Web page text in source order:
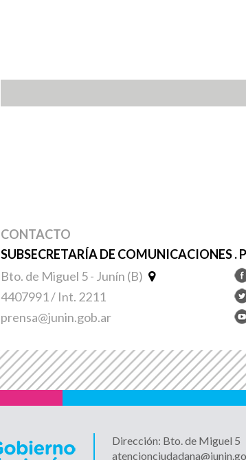
CONTACTO
SUBSECRETARÍA DE COMUNICACIONES .
Bto. de Miguel 5 - Junín (B)
4407991 / Int. 2211
prensa@junin.gob.ar
Dirección: Bto. de Miguel 5